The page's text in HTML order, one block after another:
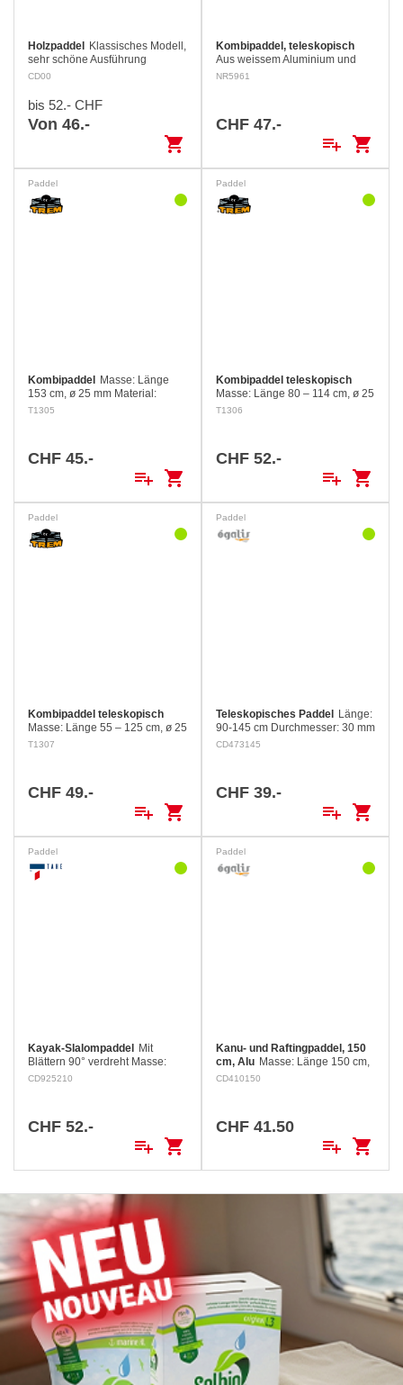
Holzpaddel
Klassisches Modell,
sehr schöne Ausführung
CD00
bis 52.- CHF
Von 46.-
shopping_cart
Kombipaddel, teleskopisch
Aus weissem Aluminium und
Nylon Masse: Länge 152 – 200
NR5961
CHF 47.-
playlist_add shopping_cart
Paddel
Kombipaddel
Masse: Länge
153 cm, ø 25 mm Material:
Aluminium/Nylon
T1305
CHF 45.-
playlist_add shopping_cart
Paddel
Kombipaddel teleskopisch
Masse: Länge 80 – 114 cm, ø 25
mm Material: Aluminium/Nylon
T1306
CHF 52.-
playlist_add shopping_cart
Paddel
Kombipaddel teleskopisch
Masse: Länge 55 – 125 cm, ø 25
mm Material: Aluminium/Nylon
T1307
CHF 49.-
playlist_add shopping_cart
Paddel
Teleskopisches Paddel
Länge:
90-145 cm Durchmesser: 30 mm
Material: Alu/Nylon
CD473145
CHF 39.-
playlist_add shopping_cart
Paddel
Kayak-Slalompaddel
Mit
Blättern 90° verdreht Masse:
Länge 210 cm, ø 30 mm
CD925210
CHF 52.-
playlist_add shopping_cart
Paddel
Kanu- und Raftingpaddel, 150
cm, Alu Masse: Länge 150 cm,
ø 28 mm Material:
CD410150
CHF 41.50
playlist_add shopping_cart